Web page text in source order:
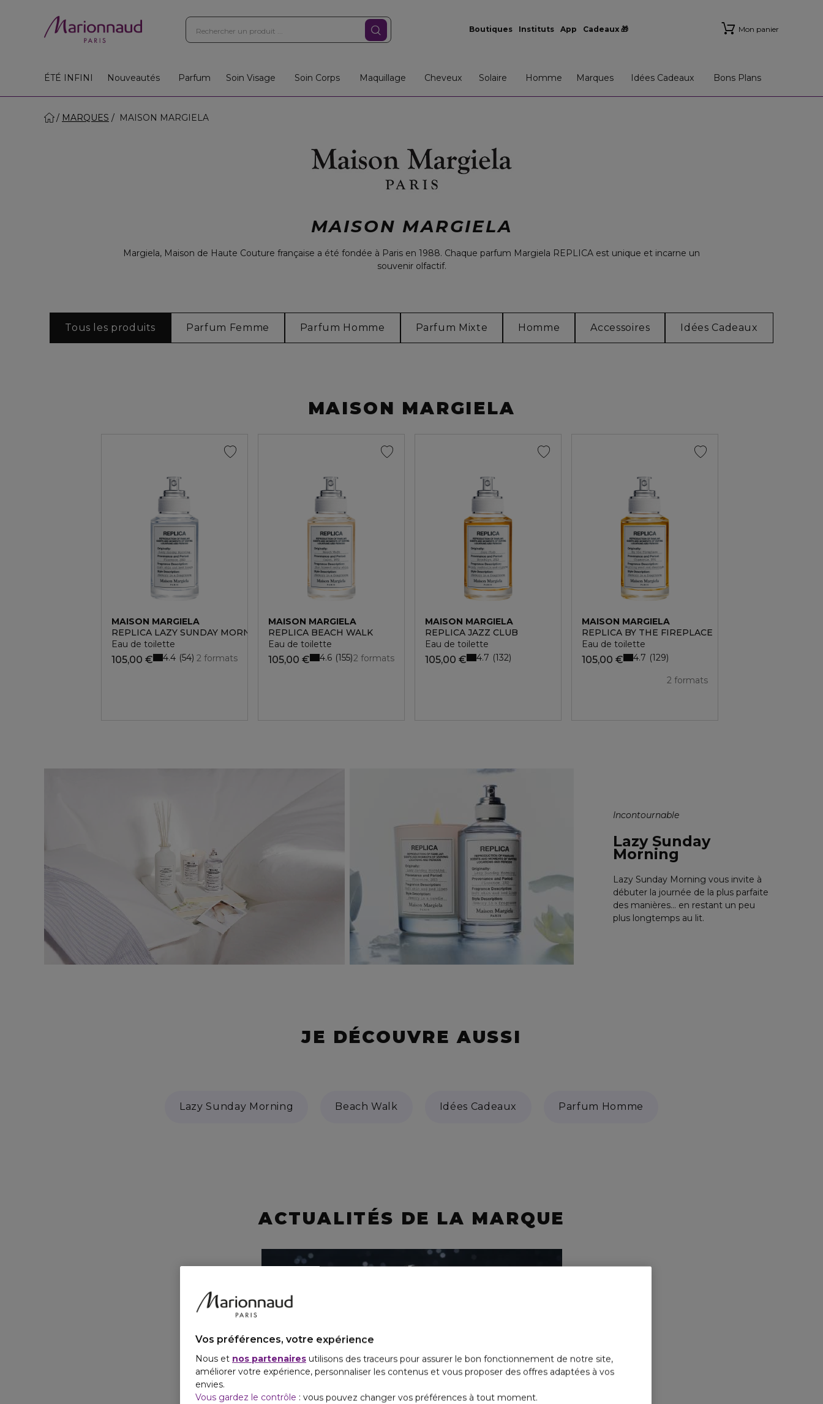
Boutiques Instituts App Cadeaux 🎁 Mon panier
ÉTÉ INFINI Nouveautés Parfum Soin Visage Soin Corps Maquillage Cheveux Solaire Homme Marques Idées Cadeaux Bons Plans
MARQUES MAISON MARGIELA
MAISON MARGIELA
Margiela, Maison de Haute Couture française a été fondée à Paris en 1988. Chaque parfum Margiela REPLICA est unique et incarne un
souvenir olfactif.
Tous les produits Parfum Femme Parfum Homme Parfum Mixte Homme Accessoires Idées Cadeaux
MAISON MARGIELA
MAISON MARGIELA
REPLICA LAZY SUNDAY MORNING
Eau de toilette
105,00 € 2 formats
4.4 54
MAISON MARGIELA
REPLICA BEACH WALK
Eau de toilette
105,00 € 2 formats
4.6 155
MAISON MARGIELA
REPLICA JAZZ CLUB
Eau de toilette
105,00 € 4.7 132
MAISON MARGIELA
REPLICA BY THE FIREPLACE
Eau de toilette
105,00 €
2 formats
4.7 129
Incontournable
Lazy Sunday
Morning
Lazy Sunday Morning vous invite à
débuter la journée de la plus parfaite
des manières... en restant un peu
plus longtemps au lit.
JE DÉCOUVRE AUSSI
Lazy Sunday Morning Beach Walk Idées Cadeaux Parfum Homme
ACTUALITÉS DE LA MARQUE
Vos préférences, votre expérience
Nous et nos partenaires utilisons des traceurs pour assurer le bon fonctionnement de notre site,
améliorer votre expérience, personnaliser les contenus et vous proposer des offres adaptées à vos
envies.
Vous gardez le contrôle : vous pouvez changer vos préférences à tout moment.